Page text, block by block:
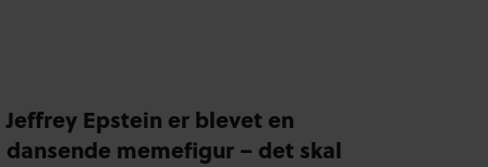
Jeffrey Epstein er blevet en
dansende memefigur – det skal